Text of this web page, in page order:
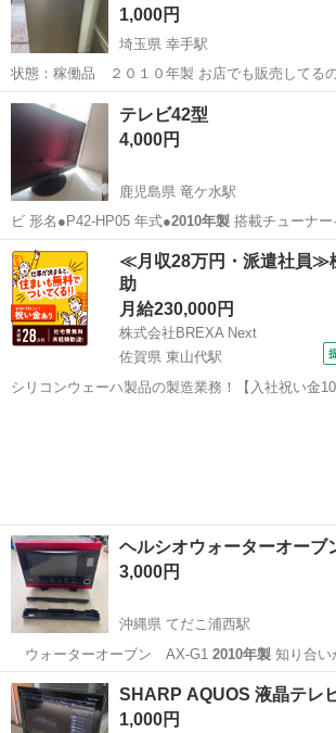
1,000円
埼玉県 幸手駅
状態：稼働品 ２０１０年製 お店でも販売してるので、お早目のお問
い合わせお願いいたします。 使用感あります。 引き取り場所：埼玉
県幸手市東２丁目３９－１１ おたからや東2丁目
18時 ...
埼玉 幸手市 幸手駅 キッチン家電
テレビ42型
4,000円
鹿児島県 竜ケ水駅
ビ 形名●P42-HP05 年式●2010年製 搭載チューナー
鹿児島 鹿児島市 竜ケ水駅 テレビ 一
≪月収28万円・派遣社員≫
助
月給230,000円
株式会社BREXA Next
佐賀県 東山代駅
シリコンウェーハ製品の製造業務！【入社祝い金10
ヘルシオウォーターオーブ
3,000円
沖縄県 てだこ浦西駅
ウォーターオーブン AX-G1 2010年製知り合い
したが、…
沖縄 うるま市 キッチン
SHARP AQUOS 液晶テレ
1,000円